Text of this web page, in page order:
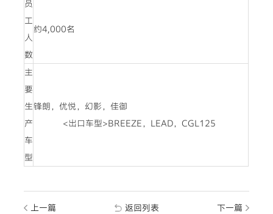
员
工
人
数
约4,000名
主
要
生
产
车
型
锋朗，优悦，幻影，佳御
<出口车型>BREEZE，LEAD，CGL125
上一篇 返回列表 下一篇